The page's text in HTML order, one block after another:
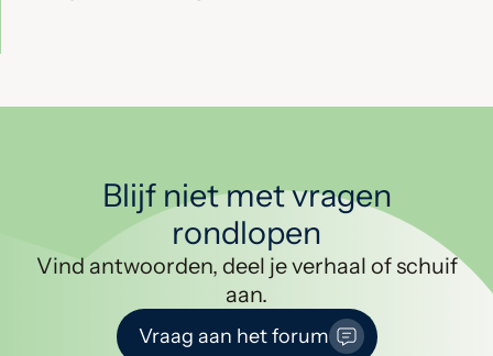
Blijf niet met vragen
rondlopen
Vind antwoorden, deel je verhaal of schuif
aan.
Vraag aan het forum